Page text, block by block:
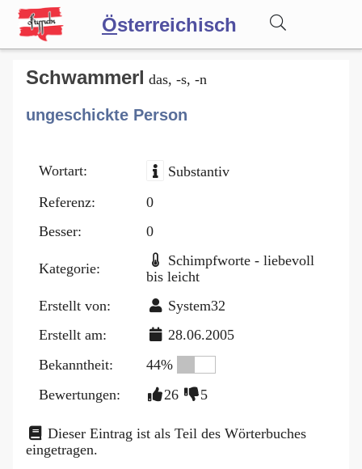
Österreichisch
Wörterbuch
Forum
Blog
Schwammerl das, -s, -n
ungeschickte Person
Wortart:
Substantiv
Referenz:
0
Besser:
0
Kategorie:
Schimpfworte - liebevoll
bis leicht
Erstellt von:
System32
Erstellt am:
28.06.2005
Bekanntheit:
44%
Bewertungen:
26 5
Dieser Eintrag ist als Teil des Wörterbuches
eingetragen.